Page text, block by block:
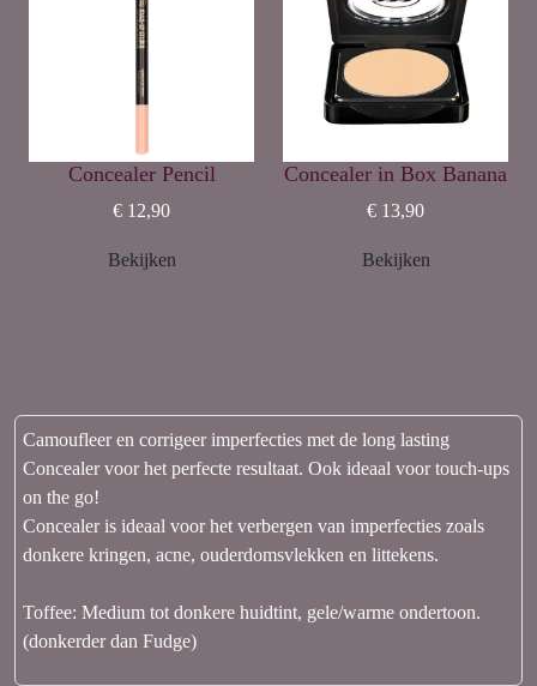
Concealer Pencil
€ 12,90
Bekijken
Concealer in Box Banana
€ 13,90
Bekijken
Camoufleer en corrigeer imperfecties met de long lasting
Concealer voor het perfecte resultaat. Ook ideaal voor touch-ups
on the go!
Concealer is ideaal voor het verbergen van imperfecties zoals
donkere kringen, acne, ouderdomsvlekken en littekens.
Toffee: Medium tot donkere huidtint, gele/warme ondertoon.
(donkerder dan Fudge)